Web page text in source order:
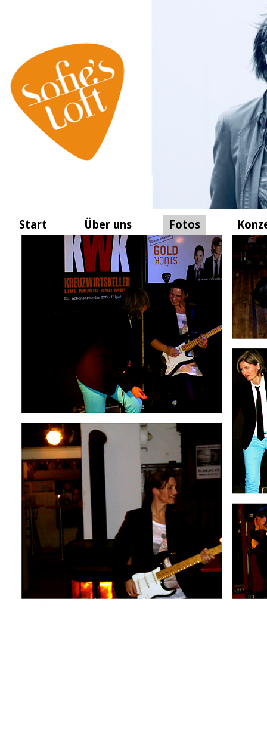
Start Über uns Fotos